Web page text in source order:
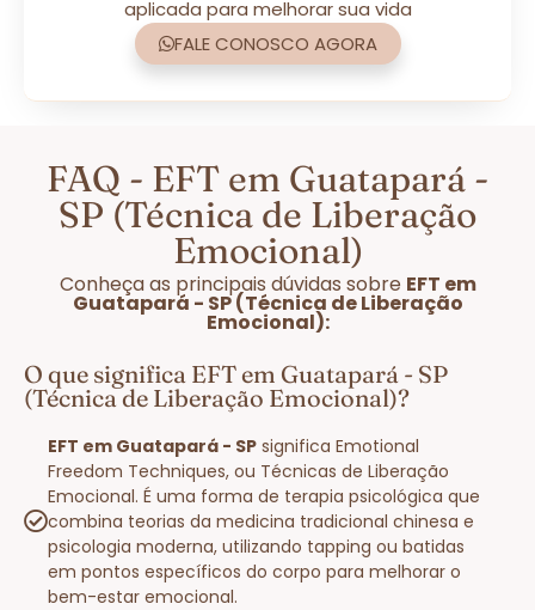
aplicada para melhorar sua vida
FALE CONOSCO AGORA
FAQ - EFT em Guatapará -
SP (Técnica de Liberação
Emocional)
Conheça as principais dúvidas sobre EFT em
Guatapará - SP (Técnica de Liberação
Emocional):
O que significa EFT em Guatapará - SP
(Técnica de Liberação Emocional)?
EFT em Guatapará - SP significa Emotional
Freedom Techniques, ou Técnicas de Liberação
Emocional. É uma forma de terapia psicológica que
combina teorias da medicina tradicional chinesa e
psicologia moderna, utilizando tapping ou batidas
em pontos específicos do corpo para melhorar o
bem-estar emocional.